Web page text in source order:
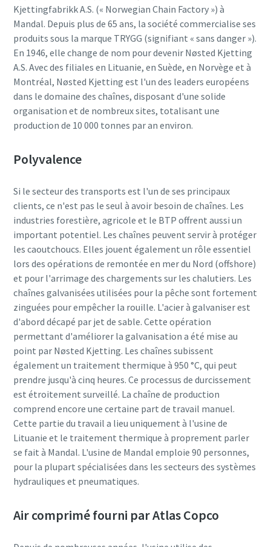
Tout ce que vous devez savoir sur votre
processus de transport pneumatique
Découvrez comment créer un processus de transport
pneumatique plus efficace.
En savoir plus
Kjettingfabrikk A.S. (« Norwegian Chain Factory ») à
Mandal. Depuis plus de 65 ans, la société commercialise ses
produits sous la marque TRYGG (signifiant « sans danger »).
En 1946, elle change de nom pour devenir Nøsted Kjetting
A.S. Avec des filiales en Lituanie, en Suède, en Norvège et à
Montréal, Nøsted Kjetting est l'un des leaders européens
dans le domaine des chaînes, disposant d'une solide
organisation et de nombreux sites, totalisant une
production de 10 000 tonnes par an environ.
Polyvalence
Si le secteur des transports est l'un de ses principaux
clients, ce n'est pas le seul à avoir besoin de chaînes. Les
industries forestière, agricole et le BTP offrent aussi un
important potentiel. Les chaînes peuvent servir à protéger
les caoutchoucs. Elles jouent également un rôle essentiel
lors des opérations de remontée en mer du Nord (offshore)
et pour l'arrimage des chargements sur les chalutiers. Les
chaînes galvanisées utilisées pour la pêche sont fortement
zinguées pour empêcher la rouille. L'acier à galvaniser est
d'abord décapé par jet de sable. Cette opération
permettant d'améliorer la galvanisation a été mise au
point par Nøsted Kjetting. Les chaînes subissent
également un traitement thermique à 950 °C, qui peut
prendre jusqu'à cinq heures. Ce processus de durcissement
est étroitement surveillé. La chaîne de production
comprend encore une certaine part de travail manuel.
Cette partie du travail a lieu uniquement à l'usine de
Lituanie et le traitement thermique à proprement parler
se fait à Mandal. L'usine de Mandal emploie 90 personnes,
pour la plupart spécialisées dans les secteurs des systèmes
hydrauliques et pneumatiques.
Air comprimé fourni par Atlas Copco